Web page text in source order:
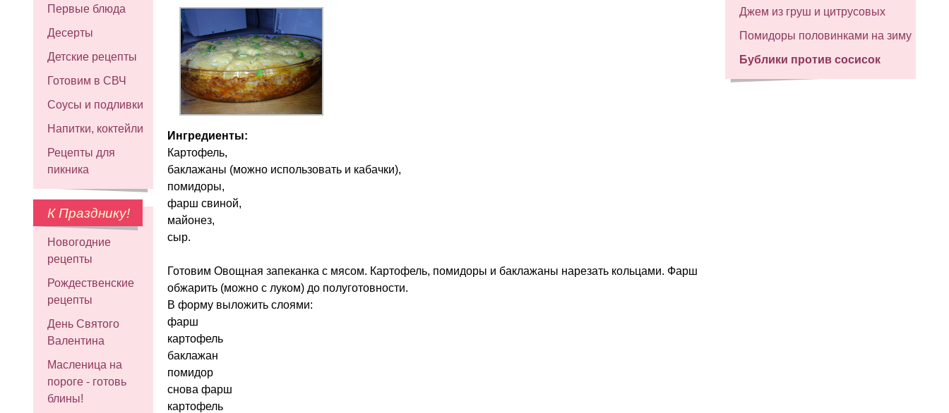
Первые блюда
Десерты
Детские рецепты
Готовим в СВЧ
Соусы и подливки
Напитки, коктейли
Рецепты для
пикника
К Празднику!
Новогодние
рецепты
Рождественские
рецепты
День Святого
Валентина
Масленица на
пороге - готовь
блины!
Ингредиенты:
Картофель,
баклажаны (можно использовать и кабачки),
помидоры,
фарш свиной,
майонез,
сыр.
Готовим Овощная запеканка с мясом. Картофель, помидоры и баклажаны нарезать кольцами. Фарш
обжарить (можно с луком) до полуготовности.
В форму выложить слоями:
фарш
картофель
баклажан
помидор
снова фарш
картофель
Джем из груш и цитрусовых
Помидоры половинками на зиму
Бублики против сосисок